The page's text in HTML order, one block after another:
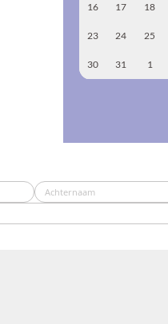
16 17 18
23 24 25
30 31 1